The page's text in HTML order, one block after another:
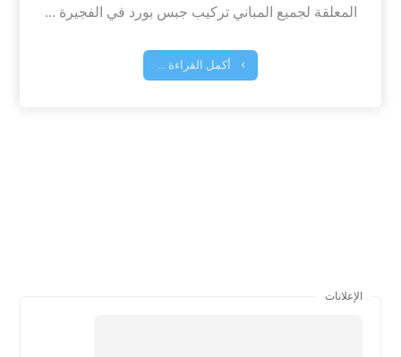
المعلقة لجميع المباني تركيب جبس بورد في الفجيرة ...
أكمل القراءة ...
الإعلانات